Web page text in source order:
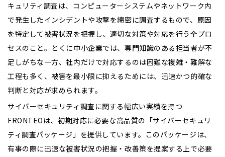
キュリティ調査は、コンピューターシステムやネットワーク内
で発生したインシデントや攻撃を綿密に調査するもので、原因
を特定して被害状況を把握し、適切な対策や対応を行う全プロ
セスのこと。とくに中小企業では、専門知識のある担当者が不
足しがちな一方、社内だけで対応するのは困難な複雑・難解な
工程も多く、被害を最小限に抑えるためには、迅速かつ的確な
判断と対応が求められます。
サイバーセキュリティ調査に関する幅広い実績を持つ
FRONTEOは、初期対応に必要な高品質の「サイバーセキュリ
ティ調査パッケージ」を提供しています。このパッケージは、
有事の際に迅速な被害状況の把握・改善策を提案する上で必要